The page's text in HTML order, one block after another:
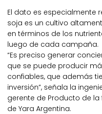
El dato es especialmente
soja es un cultivo
en términos de los
luego de cada campaña.
“Es preciso generar
que se puede producir
confiables, que además
inversión”, señala la
gerente de Producto de
de Yara Argentina.